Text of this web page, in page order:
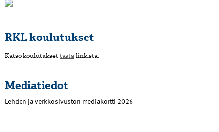
RKL koulutukset
Katso koulutukset tästä linkistä.
Mediatiedot
Lehden ja verkkosivuston mediakortti 2026